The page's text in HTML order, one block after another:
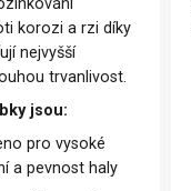
korozi a rzi díky
nejvyšší
trvanlivost.
jsou:
pro vysoké
a pevnost haly